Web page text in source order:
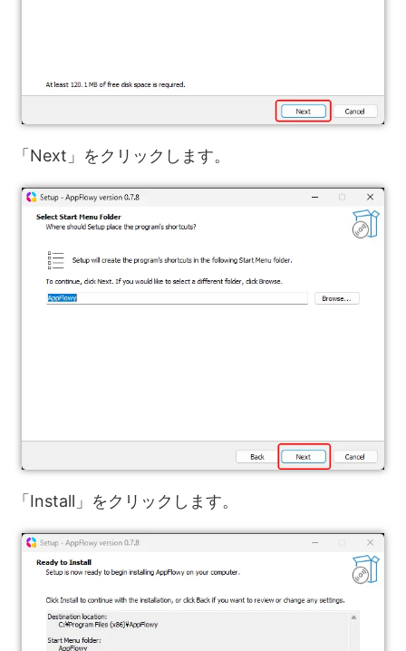
「Next」をクリックします。
「Install」をクリックします。